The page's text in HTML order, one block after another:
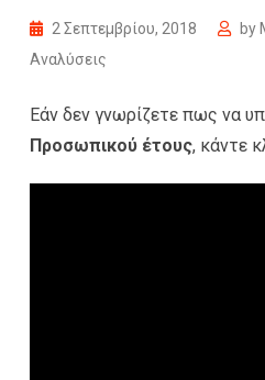
2 Σεπτεμβρίου, 2018 by
Αναλύσεις
Εάν δεν γνωρίζετε πως να
Προσωπικού έτους, κάντε